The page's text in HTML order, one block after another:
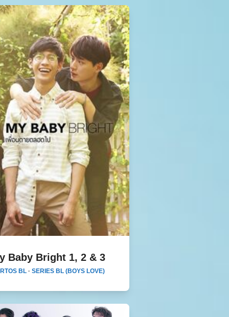
Baby Bright 1, 2 & 3
Baby Bright 1, 2 & 3
BL· SERIES BL (BOYS LOVE)